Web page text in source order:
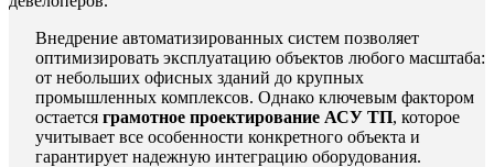
Внедрение автоматизированных систем позволяет
оптимизировать эксплуатацию объектов любого масштаба:
от небольших офисных зданий до крупных
промышленных комплексов. Однако ключевым фактором
остается грамотное проектирование АСУ ТП, которое
учитывает все особенности конкретного объекта и
гарантирует надежную интеграцию оборудования.